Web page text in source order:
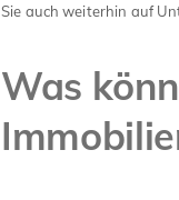
Sie auch weiterhin auf
Was